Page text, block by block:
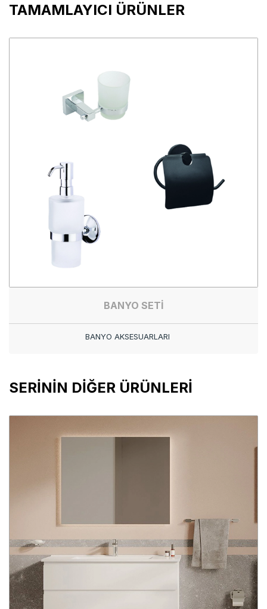
TAMAMLAYICI ÜRÜNLER
BANYO SETİ
BANYO AKSESUARLARI
SERİNİN DİĞER ÜRÜNLERİ